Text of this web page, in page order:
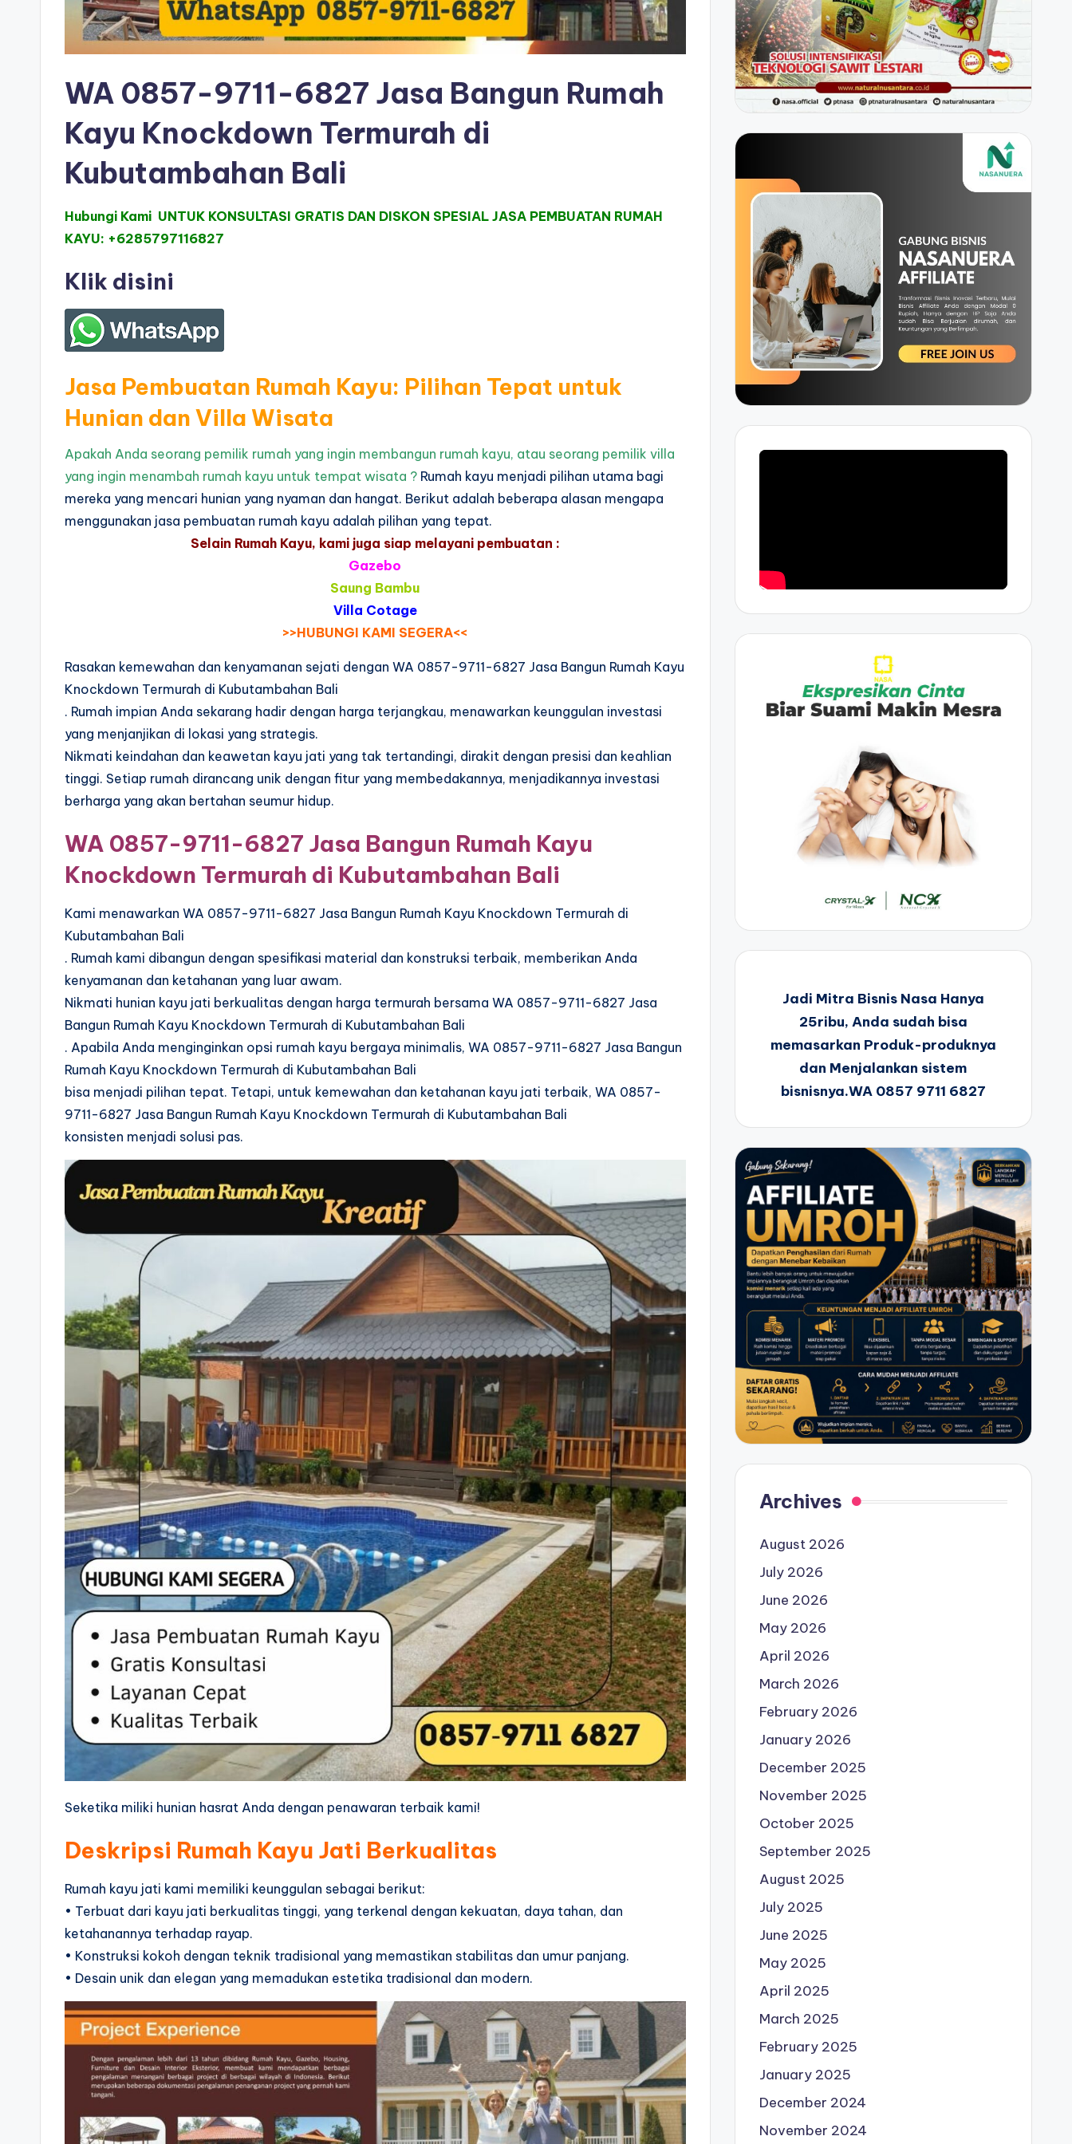
WA 0857-9711-6827 Jasa Bangun Rumah
Kayu Knockdown Termurah di
Kubutambahan Bali
Hubungi Kami UNTUK KONSULTASI GRATIS DAN DISKON SPESIAL JASA PEMBUATAN RUMAH
KAYU: +6285797116827
Klik disini
Jasa Pembuatan Rumah Kayu: Pilihan Tepat untuk
Hunian dan Villa Wisata
Apakah Anda seorang pemilik rumah yang ingin membangun rumah kayu, atau seorang pemilik villa
yang ingin menambah rumah kayu untuk tempat wisata ? Rumah kayu menjadi pilihan utama bagi
mereka yang mencari hunian yang nyaman dan hangat. Berikut adalah beberapa alasan mengapa
menggunakan jasa pembuatan rumah kayu adalah pilihan yang tepat.
Selain Rumah Kayu, kami juga siap melayani pembuatan :
Gazebo
Saung Bambu
Villa Cotage
>>HUBUNGI KAMI SEGERA<<
Rasakan kemewahan dan kenyamanan sejati dengan WA 0857-9711-6827 Jasa Bangun Rumah Kayu
Knockdown Termurah di Kubutambahan Bali
. Rumah impian Anda sekarang hadir dengan harga terjangkau, menawarkan keunggulan investasi
yang menjanjikan di lokasi yang strategis.
Nikmati keindahan dan keawetan kayu jati yang tak tertandingi, dirakit dengan presisi dan keahlian
tinggi. Setiap rumah dirancang unik dengan fitur yang membedakannya, menjadikannya investasi
berharga yang akan bertahan seumur hidup.
WA 0857-9711-6827 Jasa Bangun Rumah Kayu
Knockdown Termurah di Kubutambahan Bali
Kami menawarkan WA 0857-9711-6827 Jasa Bangun Rumah Kayu Knockdown Termurah di
Kubutambahan Bali
. Rumah kami dibangun dengan spesifikasi material dan konstruksi terbaik, memberikan Anda
kenyamanan dan ketahanan yang luar awam.
Nikmati hunian kayu jati berkualitas dengan harga termurah bersama WA 0857-9711-6827 Jasa
Bangun Rumah Kayu Knockdown Termurah di Kubutambahan Bali
. Apabila Anda menginginkan opsi rumah kayu bergaya minimalis, WA 0857-9711-6827 Jasa Bangun
Rumah Kayu Knockdown Termurah di Kubutambahan Bali
bisa menjadi pilihan tepat. Tetapi, untuk kemewahan dan ketahanan kayu jati terbaik, WA 0857-
9711-6827 Jasa Bangun Rumah Kayu Knockdown Termurah di Kubutambahan Bali
konsisten menjadi solusi pas.
Seketika miliki hunian hasrat Anda dengan penawaran terbaik kami!
Deskripsi Rumah Kayu Jati Berkualitas
Rumah kayu jati kami memiliki keunggulan sebagai berikut:
• Terbuat dari kayu jati berkualitas tinggi, yang terkenal dengan kekuatan, daya tahan, dan
ketahanannya terhadap rayap.
• Konstruksi kokoh dengan teknik tradisional yang memastikan stabilitas dan umur panjang.
• Desain unik dan elegan yang memadukan estetika tradisional dan modern.
Jadi Mitra Bisnis Nasa Hanya
25ribu, Anda sudah bisa
memasarkan Produk-produknya
dan Menjalankan sistem
bisnisnya.WA 0857 9711 6827
Archives
August 2026
July 2026
June 2026
May 2026
April 2026
March 2026
February 2026
January 2026
December 2025
November 2025
October 2025
September 2025
August 2025
July 2025
June 2025
May 2025
April 2025
March 2025
February 2025
January 2025
December 2024
November 2024